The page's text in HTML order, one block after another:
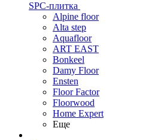
SPC-плитка
Alpine floor
Alta step
Aquafloor
ART EAST
Bonkeel
Damy Floor
Ensten
Floor Factor
Floorwood
Home Expert
Еще